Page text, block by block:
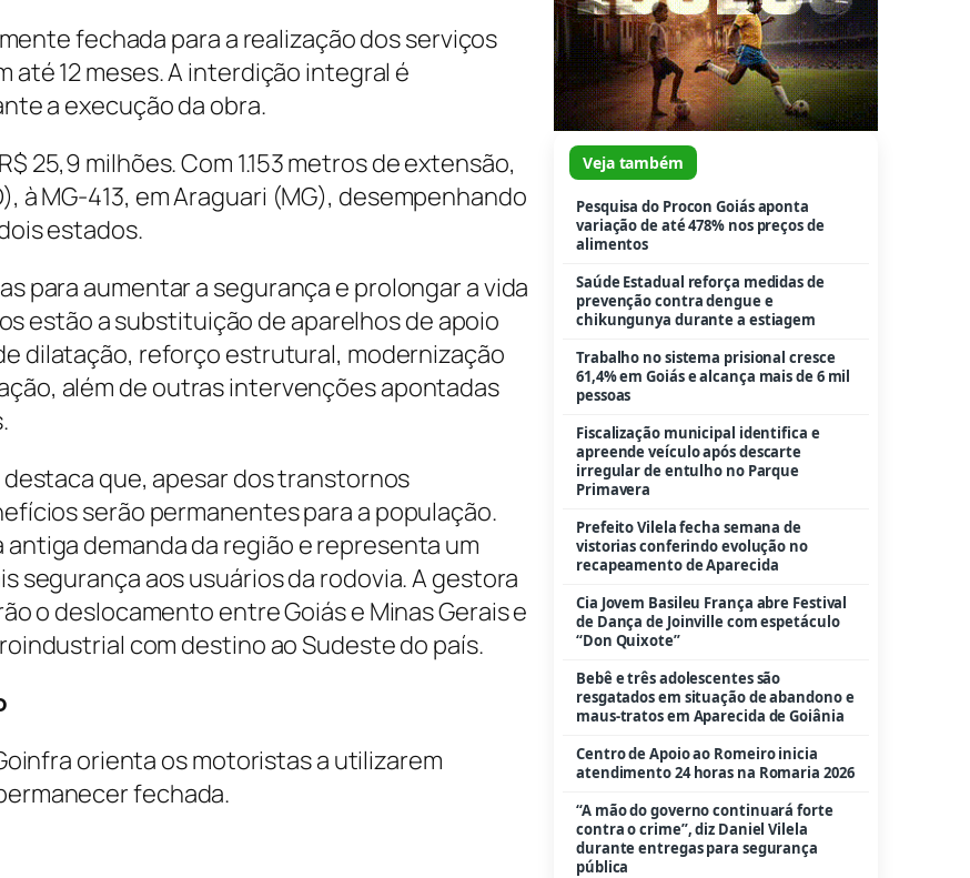
fechada para a realização dos serviços
12 meses. A interdição integral é
a execução da obra.
25,9 milhões. Com 1.153 metros de extensão,
à MG-413, em Araguari (MG), desempenhando
estados.
para aumentar a segurança e prolongar a vida
estão a substituição de aparelhos de apoio
dilatação, reforço estrutural, modernização
além de outras intervenções apontadas
que, apesar dos transtornos
serão permanentes para a população.
demanda da região e representa um
aos usuários da rodovia. A gestora
o deslocamento entre Goiás e Minas Gerais e
com destino ao Sudeste do país.
orienta os motoristas a utilizarem
fechada.
Saúde Estadual reforça medidas de
prevenção contra dengue e
chikungunya durante a estiagem
Trabalho no sistema prisional cresce
61,4% em Goiás e alcança mais de 6 mil
pessoas
Fiscalização municipal identifica e
apreende veículo após descarte
irregular de entulho no Parque
Primavera
vistorias conferindo evolução no
recapeamento de Aparecida
Cia Jovem Basileu França abre Festival
de Dança de Joinville com espetáculo
“Don Quixote”
Bebê e três adolescentes são
resgatados em situação de abandono e
maus-tratos em Aparecida de Goiânia
Centro de Apoio ao Romeiro inicia
“A mão do governo continuará forte
contra o crime”, diz Daniel Vilela
durante entregas para segurança
pública